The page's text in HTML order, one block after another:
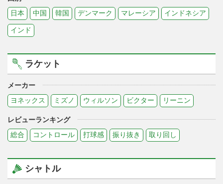
日本
中国 韓国 デンマーク マレーシア インドネシア
インド
ラケット
メーカー
ヨネックス
ミズノ ウィルソン ビクター リーニン
レビューランキング
総合
コントロール 打球感 振り抜き 取り回し
シャトル